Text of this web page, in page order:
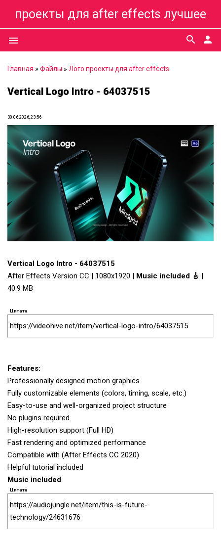
проекты для after effects лучшее
menu person
search
Главная » Файлы » Лого проекты для after effects
Vertical Logo Intro - 64037515
30.06.2026, 23:56
Vertical Logo Intro - 64037515
After Effects Version CC | 1080x1920 | Music included 🎸 |
40.9 MB
Цитата
https://videohive.net/item/vertical-logo-intro/64037515
Features:
Professionally designed motion graphics
Fully customizable elements (colors, timing, scale, etc.)
Easy-to-use and well-organized project structure
No plugins required
High-resolution support (Full HD)
Fast rendering and optimized performance
Compatible with (After Effects CC 2020)
Helpful tutorial included
Music included
Цитата
https://audiojungle.net/item/this-is-future-
technology/24631676